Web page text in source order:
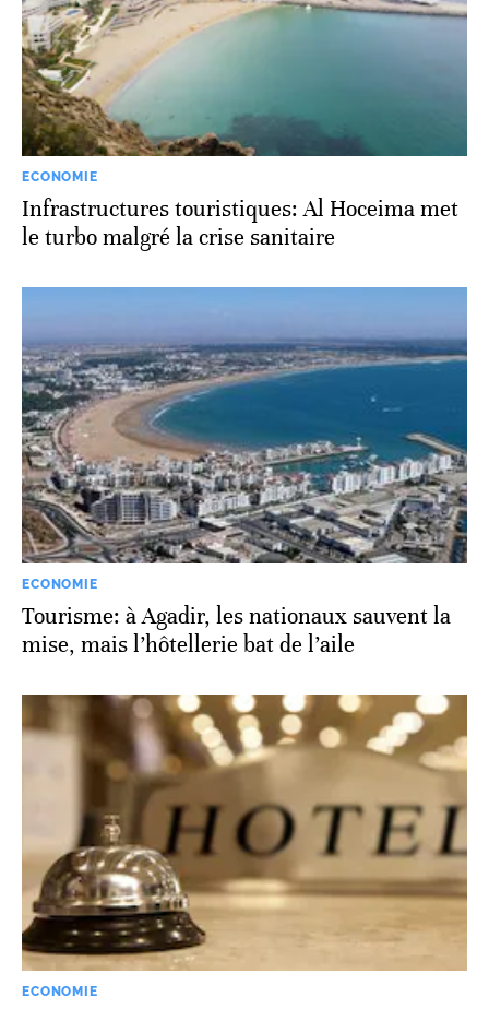
ECONOMIE
Infrastructures touristiques: Al Hoceima met
le turbo malgré la crise sanitaire
ECONOMIE
Tourisme: à Agadir, les nationaux sauvent la
mise, mais l’hôtellerie bat de l’aile
ECONOMIE